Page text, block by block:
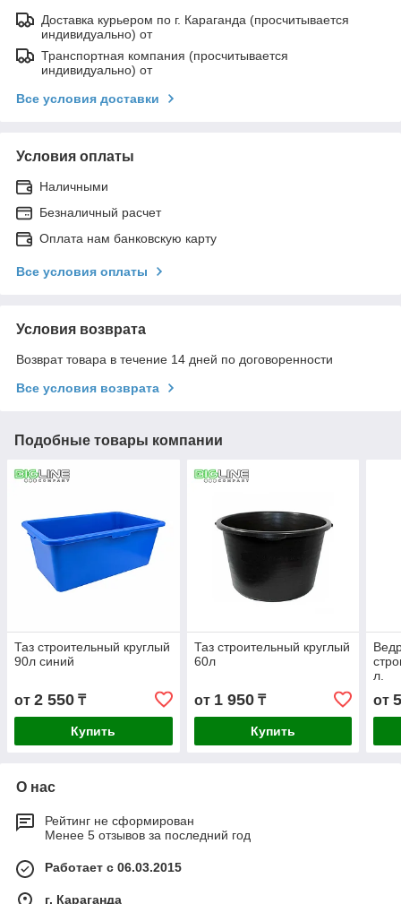
Доставка курьером по г. Караганда (просчитывается
индивидуально) от
Транспортная компания (просчитывается
индивидуально) от
Все условия доставки
Условия оплаты
Наличными
Безналичный расчет
Оплата нам банковскую карту
Все условия оплаты
Условия возврата
Возврат товара в течение 14 дней по договоренности
Все условия возврата
Подобные товары компании
Таз строительный круглый
90л синий
от 2 550 ₸
Купить
Таз строительный круглый
60л
от 1 950₸
Купить
л.
от
О нас
Рейтинг не сформирован
Менее 5 отзывов за последний год
Работает с 06.03.2015
г. Караганда